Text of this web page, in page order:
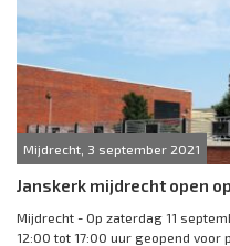
Mijdrecht, 3 september 2021
Janskerk mijdrecht open
Mijdrecht - Op zaterdag 11
12:00 tot 17:00 uur geopend